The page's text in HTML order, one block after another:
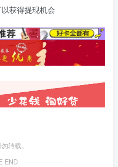
获得提现机会
转载。
END